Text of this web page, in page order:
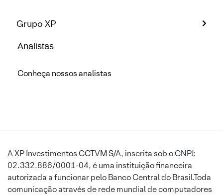
Grupo XP
Analistas
Conheça nossos analistas
A XP Investimentos CCTVM S/A, inscrita sob o CNPJ:
02.332.886/0001-04, é uma instituição financeira
autorizada a funcionar pelo Banco Central do Brasil.Toda
comunicação através de rede mundial de computadores